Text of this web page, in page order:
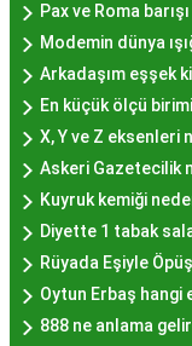
İstanbul
pastane, hayır
tatları sevenler
Eyüp gibi tarihi
Lokması
Beyoğlu,
semtlerde de
Hayır
Pax ve Roma
Modemin dünya
Arkadaşım eşşek
En küçük ölçü
X, Y ve Z eksenleri
Askeri Gazetecilik
Kuyruk kemiği
Diyette 1 tabak
Rüyada Eşiyle
Oytun Erbaş hangi
888 ne anlama